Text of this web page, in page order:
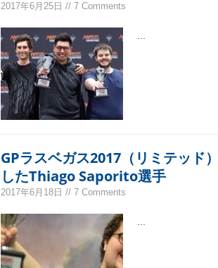
2017年6月25日 // 7 Comments
GPラスベガス2017（リミテッド
したThiago Saporito選手
2017年6月18日 // 7 Comments